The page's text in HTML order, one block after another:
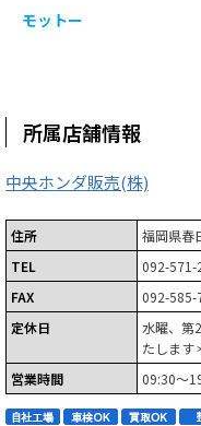
モットー
所属店舗情報
中央ホンダ販売(株)
住所
福岡県春
TEL
092-571-
FAX
092-585-
定休日
水曜、第
たします
営業時間
09:30～